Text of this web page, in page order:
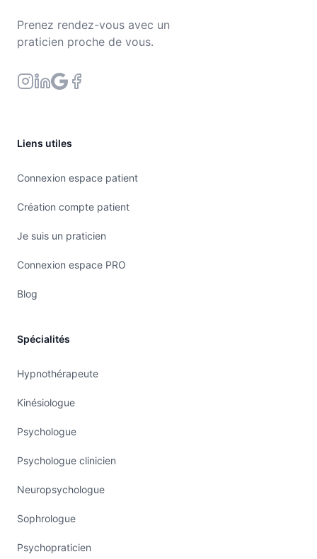
Prenez rendez-vous avec un
praticien proche de vous.
Liens utiles
Connexion espace patient
Création compte patient
Je suis un praticien
Connexion espace PRO
Blog
Spécialités
Hypnothérapeute
Kinésiologue
Psychologue
Psychologue clinicien
Neuropsychologue
Sophrologue
Psychopraticien